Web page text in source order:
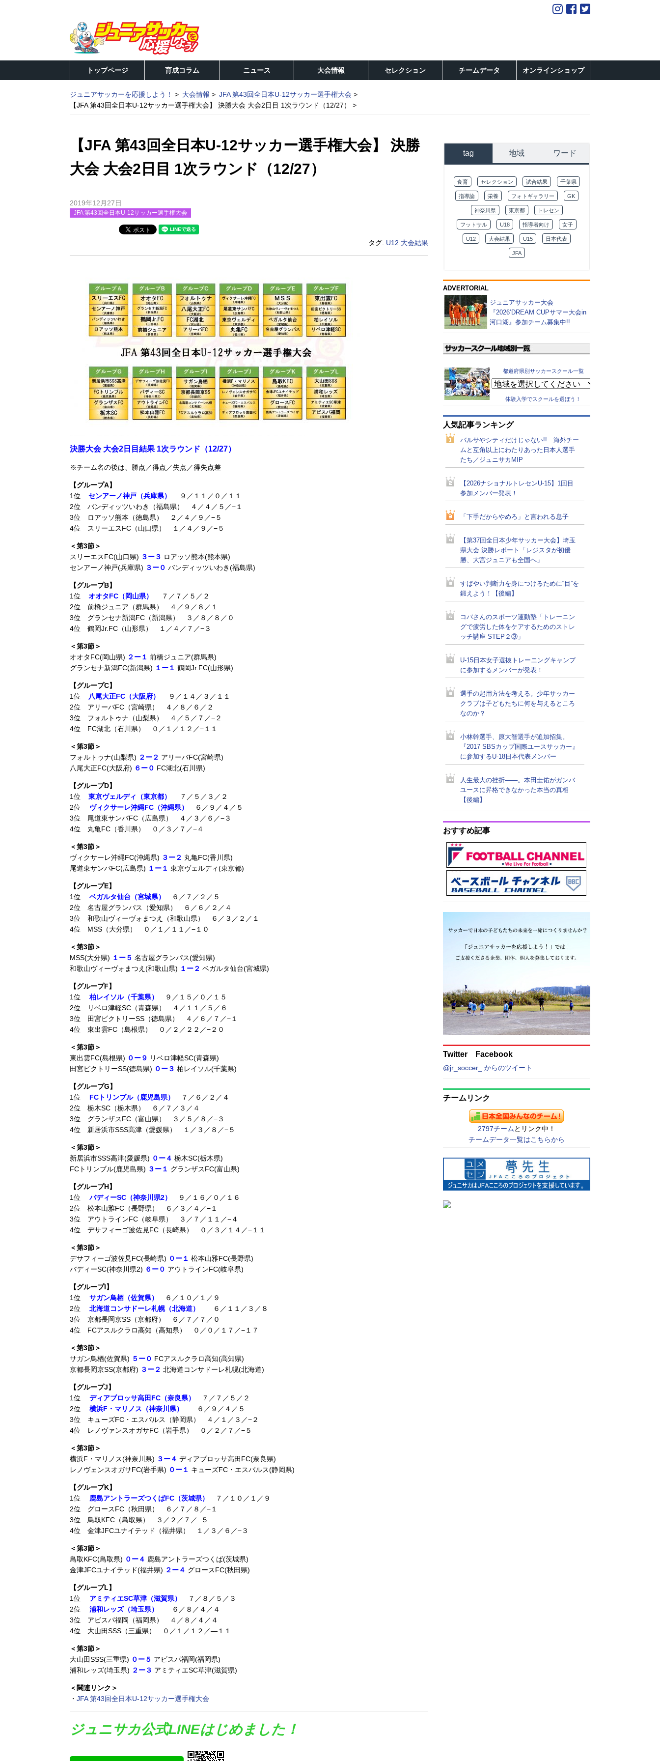
トップページ 育成コラム ニュース 大会情報 セレクション チームデータ オンラインショップ
ジュニアサッカーを応援しよう！ 大会情報
JFA 第43回全日本U-12サッカー選手権大会
【JFA 第43回全日本U-12サッカー選手権大会】 決勝大会 大会2日目 1次ラウンド（12/27）
【JFA 第43回全日本U-12サッカー選手権大会】 決勝
大会 大会2日目 1次ラウンド（12/27）
2019年12月27日
JFA 第43回全日本U-12サッカー選手権大会
タグ: U12 大会結果
決勝大会 大会2日目結果 1次ラウンド（12/27）
※チーム名の後は、勝点／得点／失点／得失点差
【グループA】
1位 センアーノ神戸（兵庫県）
９／１１／０／１１
2位 バンディッツいわき（福島県） ４／４／５／−１
3位 ロアッソ熊本（徳島県） ２／４／９／−５
4位 スリーエスFC（山口県） １／４／９／−５
＜第3節＞
スリーエスFC(山口県) ３ー３ ロアッソ熊本(熊本県)
センアーノ神戸(兵庫県) ３ー０ バンディッツいわき(福島県)
【グループB】
1位
オオタFC（岡山県）
７／７／５／２
2位 前橋ジュニア（群馬県） ４／９／８／１
3位 グランセナ新潟FC（新潟県） ３／８／８／０
4位 鶴岡Jr.FC（山形県） １／４／７／−３
＜第3節＞
オオタFC(岡山県) ２ー１ 前橋ジュニア(群馬県)
グランセナ新潟FC(新潟県) １ー１ 鶴岡Jr.FC(山形県)
【グループC】
1位
八尾大正FC（大阪府）
９／１４／３／１１
2位 アリーバFC（宮崎県） ４／８／６／２
3位 フォルトゥナ（山梨県） ４／５／７／−２
4位 FC湖北（石川県） ０／１／１２／−１１
＜第3節＞
フォルトゥナ(山梨県) ２ー２ アリーバFC(宮崎県)
八尾大正FC(大阪府) ６ー０ FC湖北(石川県)
【グループD】
1位 東京ヴェルディ（東京都）
７／５／３／２
2位
ヴィクサーレ沖縄FC（沖縄県）
６／９／４／５
3位 尾道東サンバFC（広島県） ４／３／６／−３
4位 丸亀FC（香川県） ０／３／７／−４
＜第3節＞
ヴィクサーレ沖縄FC(沖縄県) ３ー２ 丸亀FC(香川県)
尾道東サンバFC(広島県) １ー１ 東京ヴェルディ(東京都)
【グループE】
1位
ベガルタ仙台（宮城県）
６／７／２／５
2位 名古屋グランパス（愛知県） ６／６／２／４
3位 和歌山ヴィーヴォまつえ（和歌山県） ６／３／２／１
4位 MSS（大分県） ０／１／１１／−１０
＜第3節＞
MSS(大分県) １ー５ 名古屋グランパス(愛知県)
和歌山ヴィーヴォまつえ(和歌山県) １ー２ ベガルタ仙台(宮城県)
【グループF】
1位
柏レイソル（千葉県）
９／１５／０／１５
2位 リベロ津軽SC（青森県） ４／１１／５／６
3位 田宮ビクトリーSS（徳島県） ４／６／７／−１
4位 東出雲FC（島根県） ０／２／２２／−２０
＜第3節＞
東出雲FC(島根県) ０ー９ リベロ津軽SC(青森県)
田宮ビクトリーSS(徳島県) ０ー３ 柏レイソル(千葉県)
【グループG】
1位
FCトリンブル（鹿児島県）
７／６／２／４
2位 栃木SC（栃木県） ６／７／３／４
3位 グランザスFC（富山県） ３／５／８／−３
4位 新居浜市SSS高津（愛媛県） １／３／８／−５
＜第3節＞
新居浜市SSS高津(愛媛県) ０ー４ 栃木SC(栃木県)
FCトリンブル(鹿児島県) ３ー１ グランザスFC(富山県)
【グループH】
1位
バディーSC（神奈川県2）
９／１６／０／１６
2位 松本山雅FC（長野県） ６／３／４／−１
3位 アウトラインFC（岐阜県） ３／７／１１／−４
4位 デサフィーゴ波佐見FC（長崎県） ０／３／１４／−１１
＜第3節＞
デサフィーゴ波佐見FC(長崎県) ０ー１ 松本山雅FC(長野県)
バディーSC(神奈川県2) ６ー０ アウトラインFC(岐阜県)
【グループI】
1位
サガン鳥栖（佐賀県）
６／１０／１／９
2位
北海道コンサドーレ札幌（北海道）
６／１１／３／８
3位 京都長岡京SS（京都府） ６／７／７／０
4位 FCアスルクラロ高知（高知県） ０／０／１７／−１７
＜第3節＞
サガン鳥栖(佐賀県) ５ー０ FCアスルクラロ高知(高知県)
京都長岡京SS(京都府) ３ー２ 北海道コンサドーレ札幌(北海道)
【グループJ】
1位
ディアブロッサ高田FC（奈良県）
７／７／５／２
2位
横浜F・マリノス（神奈川県）
６／９／４／５
3位 キューズFC・エスパルス（静岡県） ４／１／３／−２
4位 レノヴァンスオガサFC（岩手県） ０／２／７／−５
＜第3節＞
横浜F・マリノス(神奈川県) ３ー４ ディアブロッサ高田FC(奈良県)
レノヴェンスオガサFC(岩手県) ０ー１ キューズFC・エスパルス(静岡県)
【グループK】
1位
鹿島アントラーズつくばFC（茨城県）
７／１０／１／９
2位 グロースFC（秋田県） ６／７／８／−１
3位 鳥取KFC（鳥取県） ３／２／７／−５
4位 金津JFCユナイテッド（福井県） １／３／６／−３
＜第3節＞
鳥取KFC(鳥取県) ０ー４ 鹿島アントラーズつくば(茨城県)
金津JFCユナイテッド(福井県) ２ー４ グロースFC(秋田県)
【グループL】
1位
アミティエSC草津（滋賀県）
７／８／５／３
2位
浦和レッズ（埼玉県）
６／８／４／４
3位 アビスパ福岡（福岡県） ４／８／４／４
4位 大山田SSS（三重県） ０／１／１２／―１１
＜第3節＞
大山田SSS(三重県) ０ー５ アビスパ福岡(福岡県)
浦和レッズ(埼玉県) ２ー３ アミティエSC草津(滋賀県)
＜関連リンク＞
・ JFA 第43回全日本U-12サッカー選手権大会
ジュニサカ公式LINEはじめました！
tag 地域 ワード
食育 セレクション 試合結果 千葉県
指導論 栄養 フォトギャラリー GK
神奈川県 東京都 トレセン
フットサル U18 指導者向け 女子
U12 大会結果 U15 日本代表
JFA
ADVERTORIAL
ジュニアサッカー大会
『2026’DREAM CUPサマー大会in
河口湖』参加チーム募集中!!
都道府県別サッカースクール一覧
体験入学でスクールを選ぼう！
人気記事ランキング
バルサやシティだけじゃない!! 海外チー
ムと互角以上にわたりあった日本人選手
たち／ジュニサカMIP
【2026ナショナルトレセンU-15】1回目
参加メンバー発表！
「下手だからやめろ」と言われる息子
【第37回全日本少年サッカー大会】埼玉
県大会 決勝レポート「レジスタが初優
勝、大宮ジュニアも全国へ」
すばやい判断力を身につけるために“目”を
鍛えよう！【後編】
コバさんのスポーツ運動塾「トレーニン
グで疲労した体をケアするためのストレ
ッチ講座 STEP２③」
U-15日本女子選抜トレーニングキャンプ
に参加するメンバーが発表！
選手の起用方法を考える。少年サッカー
クラブは子どもたちに何を与えるところ
なのか？
小林幹選手、原大智選手が追加招集。
『2017 SBSカップ国際ユースサッカー』
に参加するU-18日本代表メンバー
人生最大の挫折――。本田圭佑がガンバ
ユースに昇格できなかった本当の真相
【後編】
おすすめ記事
Twitter Facebook
@jr_soccer_ からのツイート
チームリンク
2797チーム とリンク中！
チームデータ一覧はこちらから